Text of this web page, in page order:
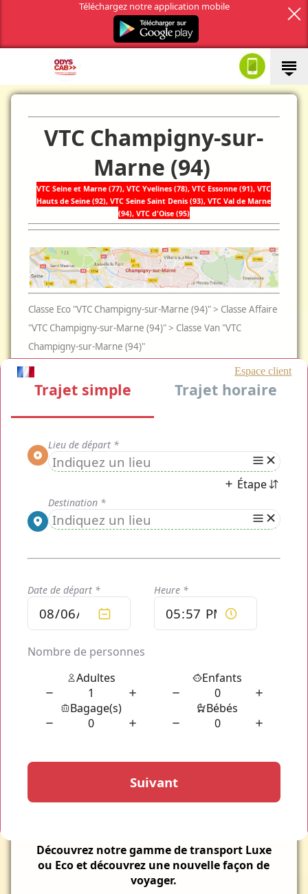
Téléchargez notre application mobile
VTC Champigny-sur-
Marne (94)
VTC Seine et Marne (77),VTCYvelines (78),VTC Essonne (91),VTC
Hauts de Seine (92),VTCSeine Saint Denis (93),VTCVal de Marne
(94), VTC d'Oise (95)
Classe Eco "VTC Champigny-sur-Marne (94)" > Classe Affaire
"VTC Champigny-sur-Marne (94)" > Classe Van "VTC
Champigny-sur-Marne (94)"
CLASSE ECO CLASSE AFFAIRE
CLASSE
MOTO
Odyscab, Transport de Personnes, facilite votre
voyage et vous accompagne tout au long de vos
VotretransportpourChampigny-sur-Marne (94)et ses
Réservez aisément votre transport en seulement quelques
clics via notre plateforme simplifiée pour vous permettre une
Découvrez notre gamme de transport Luxe
ou Eco et découvrez une nouvelle façon de
voyager.